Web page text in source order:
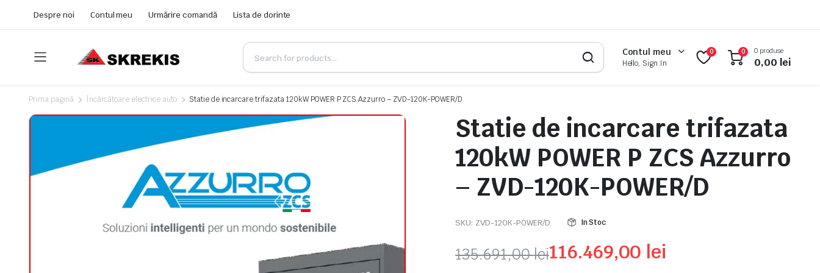
Despre noi Contul meu Urmărire comandă Lista de dorinte
Contul meu
Hello, Sign In
0 0 0 produse
0,00 lei
Prima pagină Încărcătoare electrice auto Statie de incarcare trifazata 120kW POWER P ZCS Azzurro – ZVD-120K-POWER/D
Statie de incarcare trifazata
120kW POWER P ZCS Azzurro
– ZVD-120K-POWER/D
SKU: ZVD-120K-POWER/D In Stoc
135.691,00lei116.469,00 lei